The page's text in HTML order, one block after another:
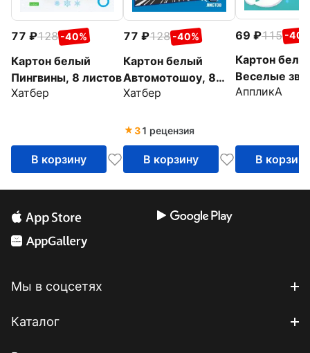
77 128 -40%
Картон белый
Пингвины, 8 листов
Хатбер
В корзину
77 128 -40%
Картон белый
Автомотошоу, 8
листов
Хатбер
31 рецензия
В корзину
69 115 -
Картон
Веселые
листов
АппликА
В корзину
Мы в соцсетях
Каталог